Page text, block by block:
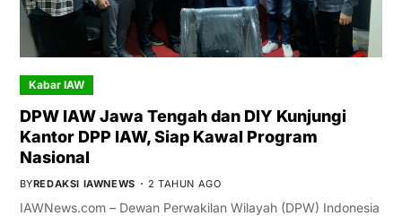
Kabar IAW
DPW IAW Jawa Tengah dan DIY Kunjungi
Kantor DPP IAW, Siap Kawal Program
Nasional
BYREDAKSI IAWNEWS 2 TAHUN AGO
IAWNews.com – Dewan Perwakilan Wilayah (DPW) Indonesia